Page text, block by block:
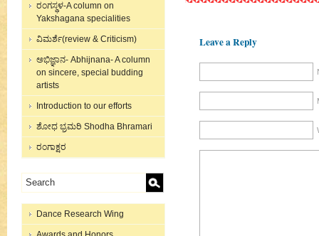
ರಂಗಸ್ಥಳ-A column on
Yakshagana specialities
ವಿಮರ್ಶೆ(review & Criticism)
ಅಭಿಜ್ಞಾನ- Abhijnana- A column
on sincere, special budding
artists
Introduction to our efforts
ಶೋಧ ಭ್ರಮರಿ Shodha Bhramari
ರಂಗಾಕ್ಷರ
Dance Research Wing
Leave a Reply